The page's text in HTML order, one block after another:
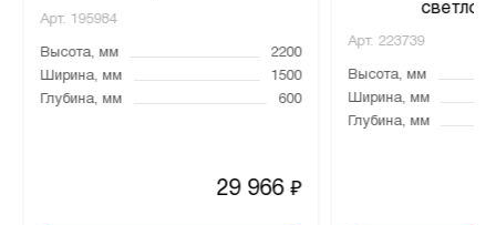
Арт. 195984
Высота, мм
2200
Ширина, мм
1500
Глубина, мм
600
29 966₽
светло-
Арт. 223739
Высота, мм
Ширина, мм
Глубина, мм